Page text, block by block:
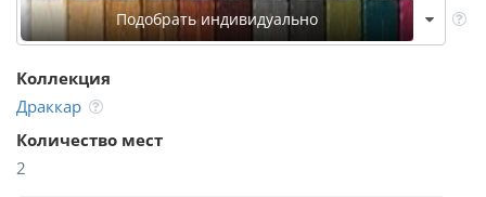
Подобрать индивидуально
Коллекция
Драккар
Количество мест
2